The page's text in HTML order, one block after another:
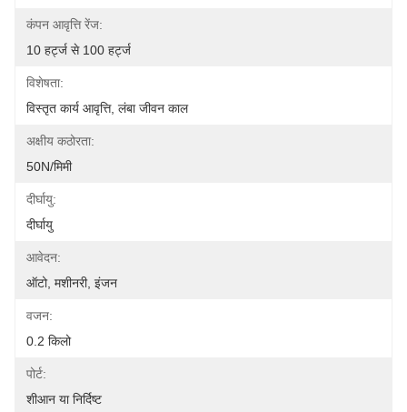
कंपन आवृत्ति रेंज:
10 हर्ट्ज से 100 हर्ट्ज
विशेषता:
विस्तृत कार्य आवृत्ति, लंबा जीवन काल
अक्षीय कठोरता:
50N/मिमी
दीर्घायु:
दीर्घायु
आवेदन:
ऑटो, मशीनरी, इंजन
वजन:
0.2 किलो
पोर्ट:
शीआन या निर्दिष्ट